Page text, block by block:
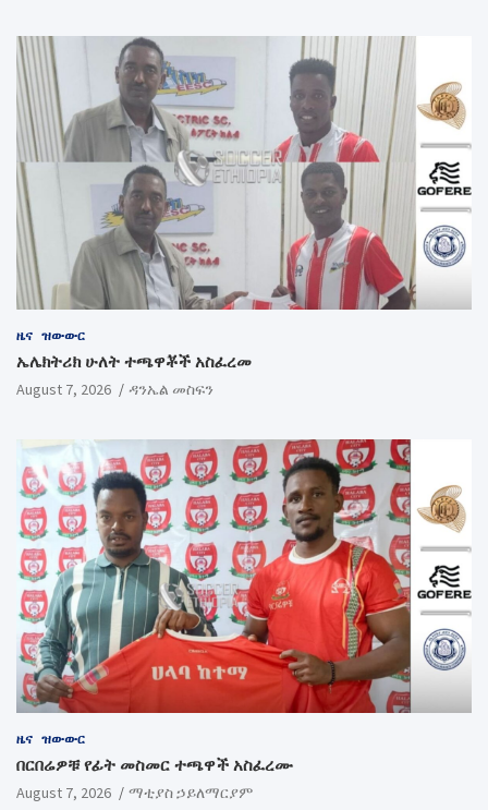
ዜና ዝውውር
ኤሌክትሪክ ሁለት ተጫዋቾች አስፈረመ
August 7, 2026 ዳንኤል መስፍን
ዜና ዝውውር
በርበሬዎቹ የፊት መስመር ተጫዋች አስፈረሙ
August 7, 2026 ማቲያስ ኃይለማርያም